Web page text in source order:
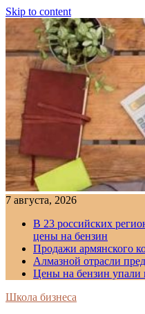
Skip to content
7 августа, 2026
В 23 российских
цены на бензин
Продажи армянского
Алмазной отрасли
Цены на бензин упали
Школа бизнеса